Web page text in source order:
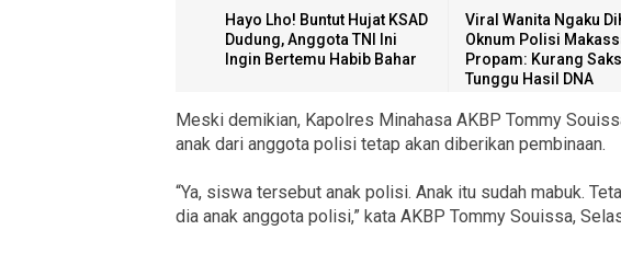
Hayo Lho! Buntut Hujat KSAD
Dudung, Anggota TNI Ini
Ingin Bertemu Habib Bahar
Viral Wanita Ngaku
Oknum Polisi
Propam: Kurang
Tunggu Hasil DNA
Meski demikian, Kapolres Minahasa AKBP Tommy
anak dari anggota polisi tetap akan diberikan pembinaan.
“Ya, siswa tersebut anak polisi. Anak itu sudah mabuk.
dia anak anggota polisi,” kata AKBP Tommy Souissa,